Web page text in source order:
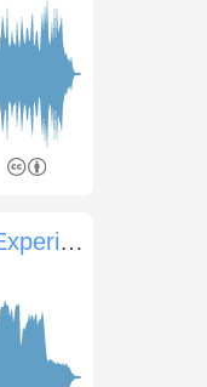
Unicorn Heads - Space Station Experience